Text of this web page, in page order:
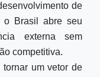
de
o Brasil abre seu
externa sem
competitiva.
um vetor de